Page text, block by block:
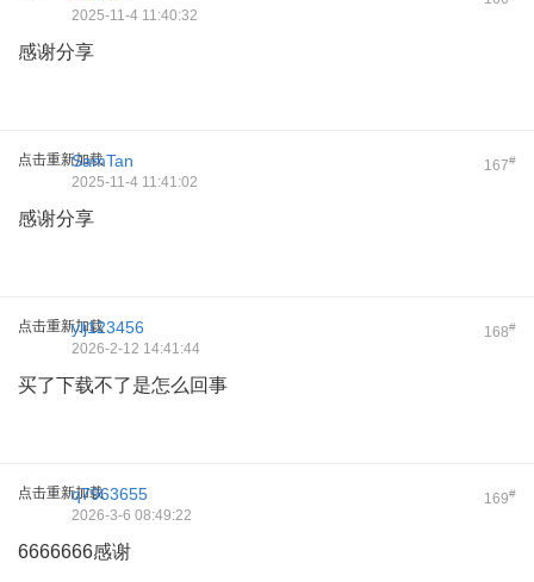
2025-11-4 11:40:32
感谢分享
点击重新加载 167#
SamTan
2025-11-4 11:41:02
感谢分享
点击重新加载 168#
ylj123456
2026-2-12 14:41:44
买了下载不了是怎么回事
点击重新加载 169#
q7963655
2026-3-6 08:49:22
6666666感谢